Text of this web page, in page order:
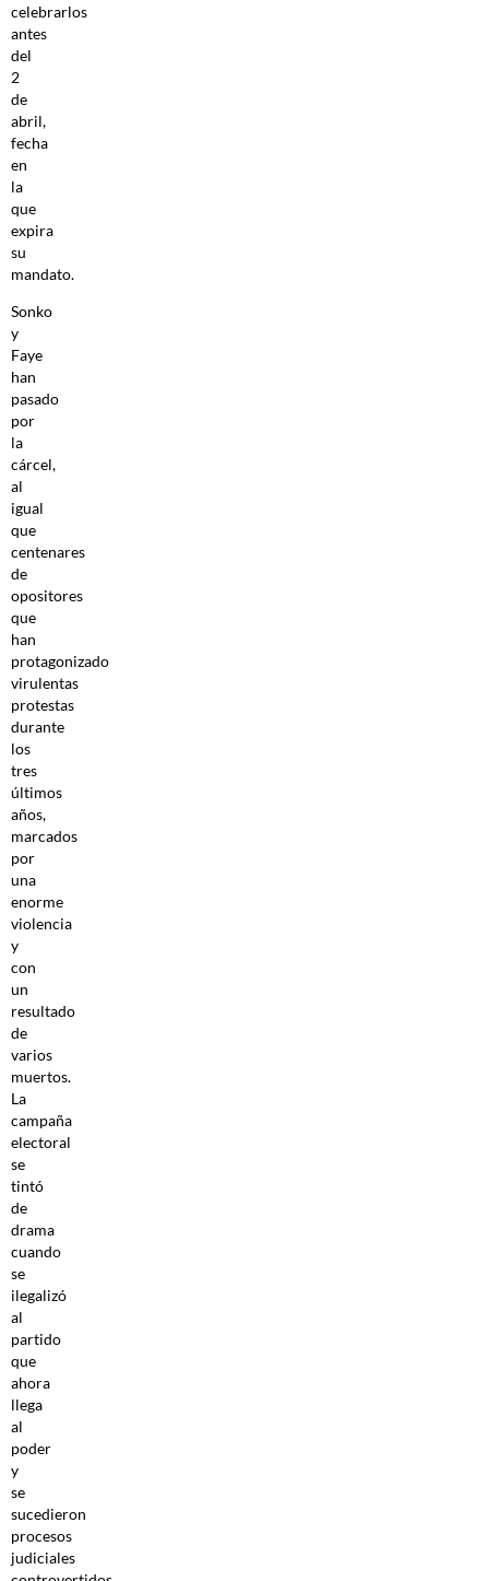
celebrarlos
antes
del
2
de
abril,
fecha
en
la
que
expira
su
mandato.
Sonko
y
Faye
han
pasado
por
la
cárcel,
al
igual
que
centenares
de
opositores
que
han
protagonizado
virulentas
protestas
durante
los
tres
últimos
años,
marcados
por
una
enorme
violencia
y
con
un
resultado
de
varios
muertos.
La
campaña
electoral
se
tintó
de
drama
cuando
se
ilegalizó
al
partido
que
ahora
llega
al
poder
y
se
sucedieron
procesos
judiciales